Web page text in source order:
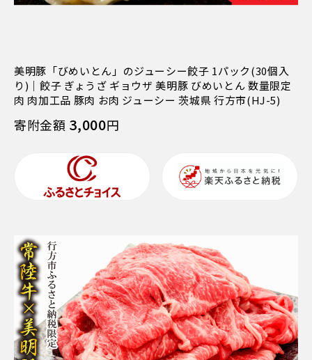
美明豚「びめいとん」のジューシー餃子 1パック(30個入
り)｜餃子 ぎょうざ ギョウザ 美明豚 びめいとん 数量限定
肉 肉加工品 豚肉 お肉 ジューシー 茨城県 行方市(HJ-5)
寄附金額 3,000円